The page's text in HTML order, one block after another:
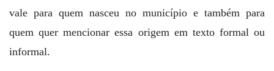
vale para quem nasceu no município e também para
quem quer mencionar essa origem em texto formal ou
informal.